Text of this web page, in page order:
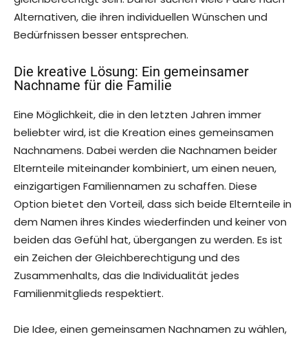
Alternativen, die ihren individuellen Wünschen und
Bedürfnissen besser entsprechen.
Die kreative Lösung: Ein gemeinsamer
Nachname für die Familie
Eine Möglichkeit, die in den letzten Jahren immer
beliebter wird, ist die Kreation eines gemeinsamen
Nachnamens. Dabei werden die Nachnamen beider
Elternteile miteinander kombiniert, um einen neuen,
einzigartigen Familiennamen zu schaffen. Diese
Option bietet den Vorteil, dass sich beide Elternteile in
dem Namen ihres Kindes wiederfinden und keiner von
beiden das Gefühl hat, übergangen zu werden. Es ist
ein Zeichen der Gleichberechtigung und des
Zusammenhalts, das die Individualität jedes
Familienmitglieds respektiert.
Die Idee, einen gemeinsamen Nachnamen zu wählen,